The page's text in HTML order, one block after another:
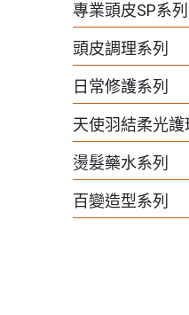
專業頭皮SP系列
頭皮調理系列
日常修護系列
天使羽結柔光護
燙髮藥水系列
百變造型系列